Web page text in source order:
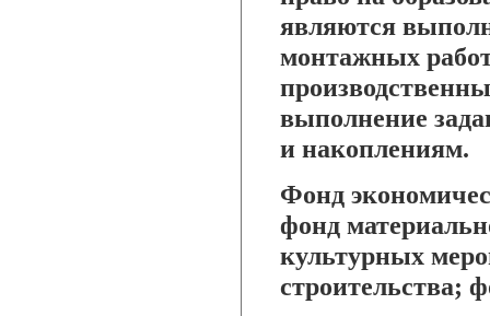
являются
монтажных
выполнение
и накоплениям.
Фонд
фонд
культурных
строительства;